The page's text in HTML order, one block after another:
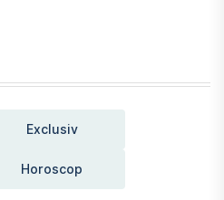
Exclusiv
Horoscop